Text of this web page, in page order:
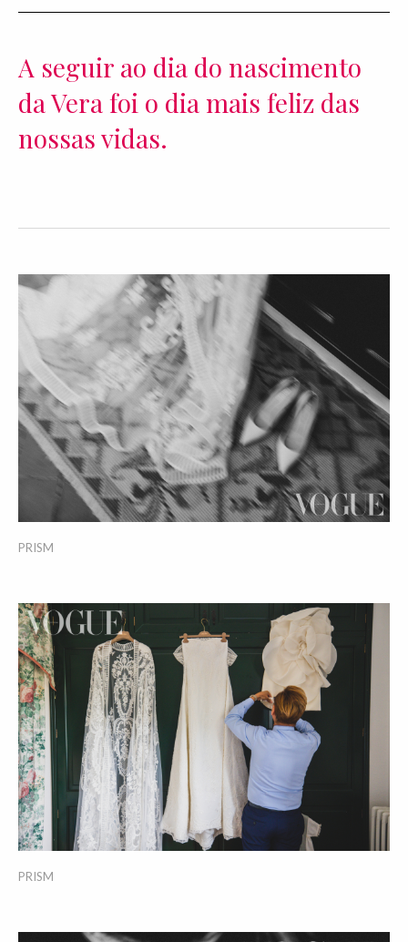
A seguir ao dia do nascimento
da Vera foi o dia mais feliz das
nossas vidas.
PRISM
PRISM